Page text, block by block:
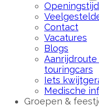
Contact
Vacatures
Blogs
touringcars
Iets
Medische
Groepen &